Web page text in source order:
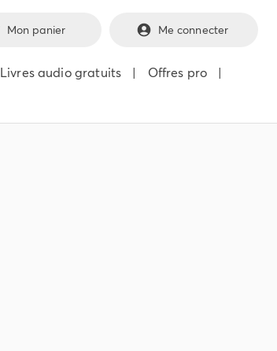
Mon panier Me connecter
Livres audio gratuits | Offres pro
|